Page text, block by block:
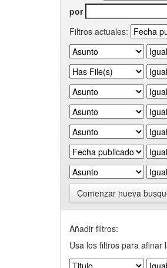
por
Filtros actuales:
Comenzar nueva
Añadir filtros:
Usa los filtros para afinar